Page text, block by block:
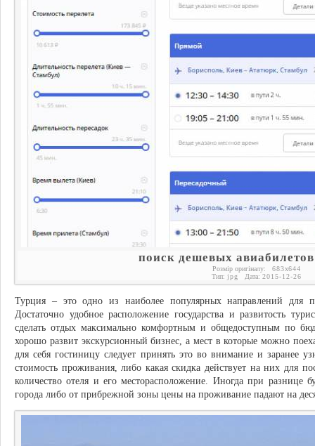
поиск дешевых
Розмір оригіналу: 683x644
Тип: jpg Дата: 2015-12-26
Турция – это одно из наиболее популярных направлений для
Достаточно удобное расположение государства и развитость
сделать отдых максимально комфортным и общедоступным по
хорошо развит экскурсионный бизнес, а мест в которые можно
для себя гостиницу следует принять это во внимание и заранее
стоимость проживания, либо какая скидка действует на них для
количество отеля и его месторасположение. Иногда при разнице
города либо от прибрежной зоны цены на проживание падают на